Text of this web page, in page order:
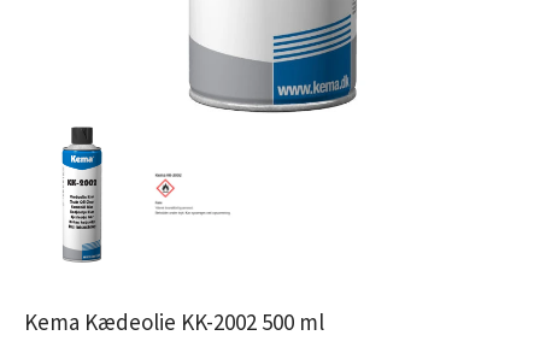
Kema Kædeolie KK-2002 500 ml